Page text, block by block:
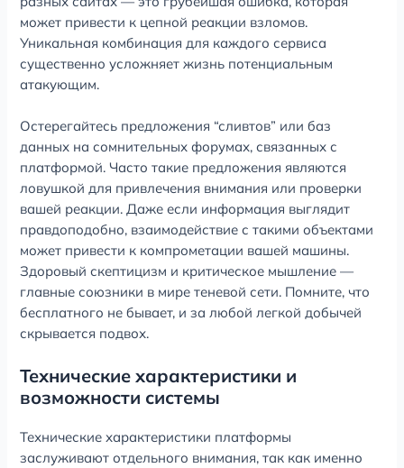
может привести к цепной реакции взломов.
Уникальная комбинация для каждого сервиса
существенно усложняет жизнь потенциальным
атакующим.
Остерегайтесь предложения “сливтов” или баз
данных на сомнительных форумах, связанных с
платформой. Часто такие предложения являются
ловушкой для привлечения внимания или проверки
вашей реакции. Даже если информация выглядит
правдоподобно, взаимодействие с такими объектами
может привести к компрометации вашей машины.
Здоровый скептицизм и критическое мышление —
главные союзники в мире теневой сети. Помните, что
бесплатного не бывает, и за любой легкой добычей
скрывается подвох.
Технические характеристики и
возможности системы
Технические характеристики платформы
заслуживают отдельного внимания, так как именно